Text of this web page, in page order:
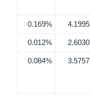
4.1995
0.169%
2.6030
0.012%
3.5757
0.084%